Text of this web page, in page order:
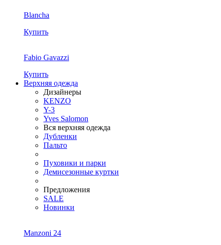
Blancha
Купить
Fabio Gavazzi
Купить
Верхняя одежда
Дизайнеры
KENZO
Y-3
Yves Salomon
Вся верхняя одежда
Дубленки
Пальто
Пуховики и парки
Демисезонные куртки
Предложения
SALE
Новинки
Manzoni 24